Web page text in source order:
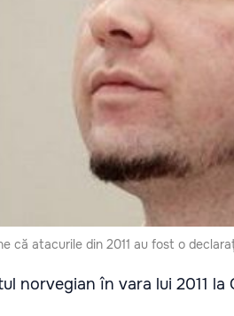
că atacurile din 2011 au fost o
norvegian în vara lui 2011